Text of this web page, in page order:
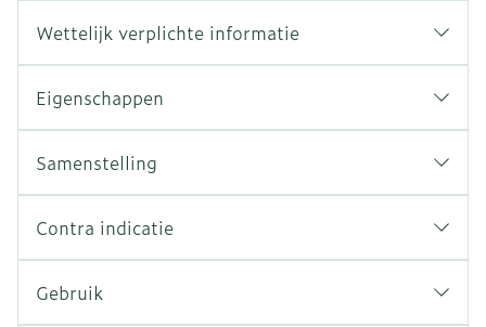
Wettelijk verplichte informatie
Eigenschappen
Samenstelling
Contra indicatie
Gebruik